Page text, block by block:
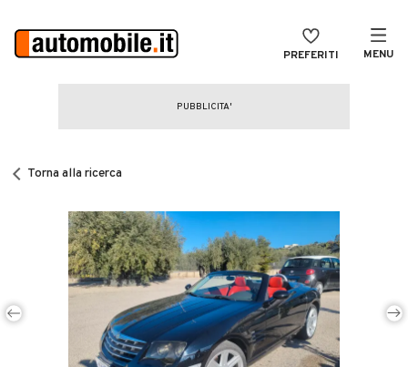
PREFERITI MENU
CERCA
Auto Nuove
Noleggio a lungo termine
Auto d'epoca
Torna alla ricerca